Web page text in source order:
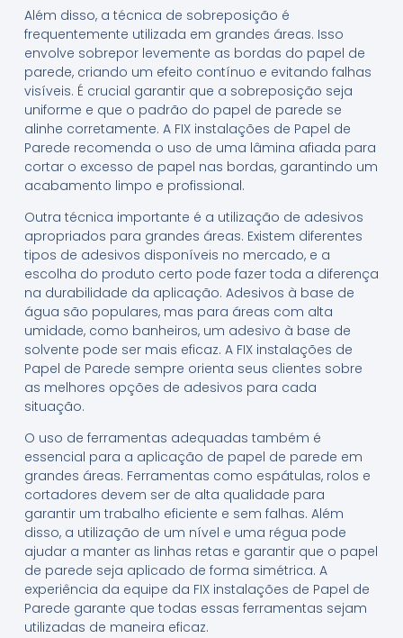
Além disso, a técnica de sobreposição é
frequentemente utilizada em grandes áreas. Isso
envolve sobrepor levemente as bordas do papel de
parede, criando um efeito contínuo e evitando falhas
visíveis. É crucial garantir que a sobreposição seja
uniforme e que o padrão do papel de parede se
alinhe corretamente. A FIX instalações de Papel de
Parede recomenda o uso de uma lâmina afiada para
cortar o excesso de papel nas bordas, garantindo um
acabamento limpo e profissional.
Outra técnica importante é a utilização de adesivos
apropriados para grandes áreas. Existem diferentes
tipos de adesivos disponíveis no mercado, e a
escolha do produto certo pode fazer toda a diferença
na durabilidade da aplicação. Adesivos à base de
água são populares, mas para áreas com alta
umidade, como banheiros, um adesivo à base de
solvente pode ser mais eficaz. A FIX instalações de
Papel de Parede sempre orienta seus clientes sobre
as melhores opções de adesivos para cada
situação.
O uso de ferramentas adequadas também é
essencial para a aplicação de papel de parede em
grandes áreas. Ferramentas como espátulas, rolos e
cortadores devem ser de alta qualidade para
garantir um trabalho eficiente e sem falhas. Além
disso, a utilização de um nível e uma régua pode
ajudar a manter as linhas retas e garantir que o papel
de parede seja aplicado de forma simétrica. A
experiência da equipe da FIX instalações de Papel de
Parede garante que todas essas ferramentas sejam
utilizadas de maneira eficaz.